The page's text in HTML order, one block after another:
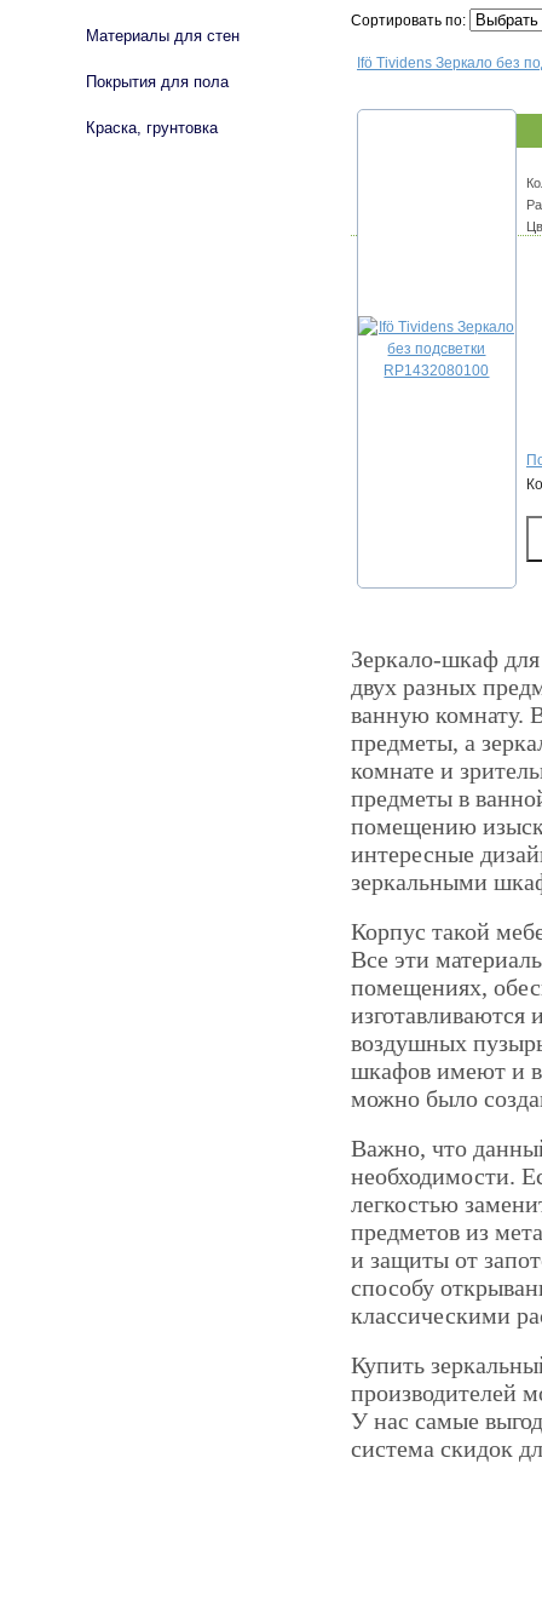
Сортировать по:
Ifö Tividens Зеркало без
Зеркало-шкаф
двух разных
ванную комнату.
предметы, а
комнате и
предметы в
помещению
интересные
зеркальными
Корпус такой
Все эти
помещениях,
изготавливаются
воздушных
шкафов имеют и
можно было
Важно, что
необходимости.
легкостью
предметов из
и защиты от
способу
классическими
Купить
производителей
У нас самые
система скидок
Материалы для стен
Покрытия для пола
Краска, грунтовка